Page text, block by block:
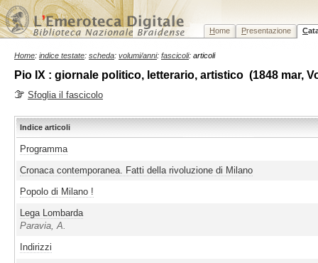
Home Presentazione C
Home: indice testate: scheda: volumi/anni: fascicoli: articoli
Pio IX : giornale politico, letterario, artistico (1848 mar,
Sfoglia il fascicolo
Indice articoli
Programma
Cronaca contemporanea. Fatti della rivoluzione di Milano
Popolo di Milano !
Lega Lombarda
Paravia, A.
Indirizzi